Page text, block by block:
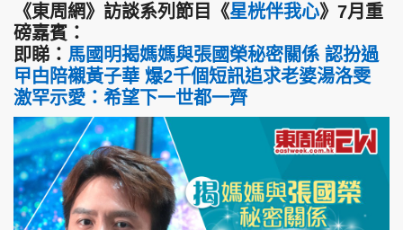
《東周網》訪談系列節目《星桄伴我心》7月重
磅嘉賓：
即睇： 馬國明揭媽媽與張國榮秘密關係 認扮過
曱甴陪襯黃子華 爆2千個短訊追求老婆湯洛雯
激罕示愛：希望下一世都一齊